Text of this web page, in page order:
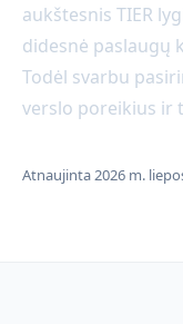
aukštesnis TIER
didesnė paslaugų
Todėl svarbu
verslo poreikius ir
Atnaujinta 2026 m.